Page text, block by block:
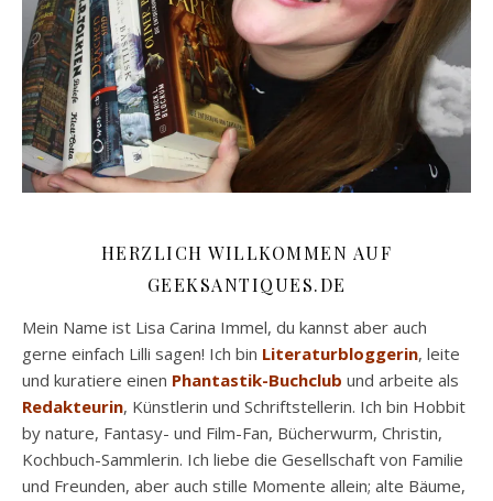
HERZLICH WILLKOMMEN AUF
GEEKSANTIQUES.DE
Mein Name ist Lisa Carina Immel, du kannst aber auch
gerne einfach Lilli sagen! Ich bin Literaturbloggerin, leite
und kuratiere einen Phantastik-Buchclub und arbeite als
Redakteurin, Künstlerin und Schriftstellerin. Ich bin Hobbit
by nature, Fantasy- und Film-Fan, Bücherwurm, Christin,
Kochbuch-Sammlerin. Ich liebe die Gesellschaft von Familie
und Freunden, aber auch stille Momente allein; alte Bäume,